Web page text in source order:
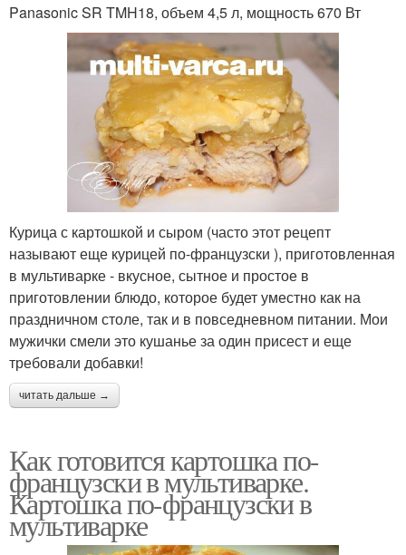
Panasonic SR TMH18, объем 4,5 л, мощность 670 Вт
Курица с картошкой и сыром (часто этот рецепт
называют еще курицей по-французски ), приготовленная
в мультиварке - вкусное, сытное и простое в
приготовлении блюдо, которое будет уместно как на
праздничном столе, так и в повседневном питании. Мои
мужички смели это кушанье за один присест и еще
требовали добавки!
читать дальше →
Как готовится картошка по-
французски в мультиварке.
Картошка по-французски в
мультиварке